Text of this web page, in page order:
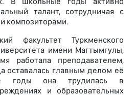
талант, сотрудничая с
композиторами.
факультет Туркменского
имени Магтымгулы,
работала преподавателем,
оставалась главным делом её
годы она трудилась в
и образовательных